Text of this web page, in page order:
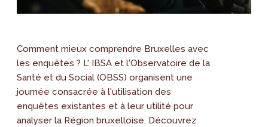
Comment mieux comprendre Bruxelles avec
les enquêtes ? L' IBSA et l'Observatoire de la
Santé et du Social (OBSS) organisent une
journée consacrée à l'utilisation des
enquêtes existantes et à leur utilité pour
analyser la Région bruxelloise. Découvrez